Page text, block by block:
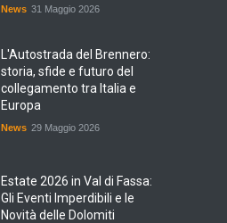
News 31 Maggio 2026
L'Autostrada del Brennero:
storia, sfide e futuro del
collegamento tra Italia e
Europa
News 29 Maggio 2026
Estate 2026 in Val di Fassa:
Gli Eventi Imperdibili e le
Novità delle Dolomiti